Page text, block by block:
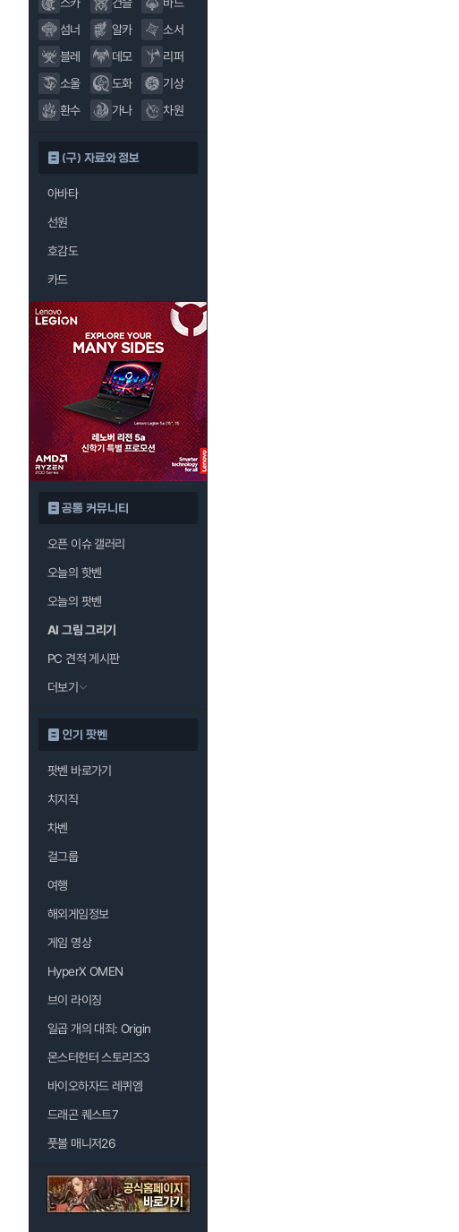
섬너
알카
소서
블레
데모
리퍼
소울
도화
기상
환수
가나 차원
(구) 자료와 정보
아바타
선원
호감도
카드
공통 커뮤니티
오픈 이슈 갤러리
오늘의 핫벤
오늘의 팟벤
AI 그림 그리기
PC 견적 게시판
더보기
인기 팟벤
팟벤 바로가기
치지직
차벤
걸그룹
여행
해외게임정보
게임 영상
HyperX OMEN
브이 라이징
일곱 개의 대죄: Origin
몬스터헌터 스토리즈3
바이오하자드 레퀴엠
드래곤 퀘스트7
풋볼 매니저26